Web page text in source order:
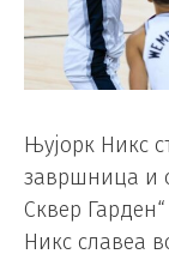
Њујорк Никс
завршница и
Сквер
Никс славеа